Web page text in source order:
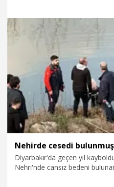
Gündem
Diyarbakır'da geçen yıl
Nehri'nde cansız bedeni